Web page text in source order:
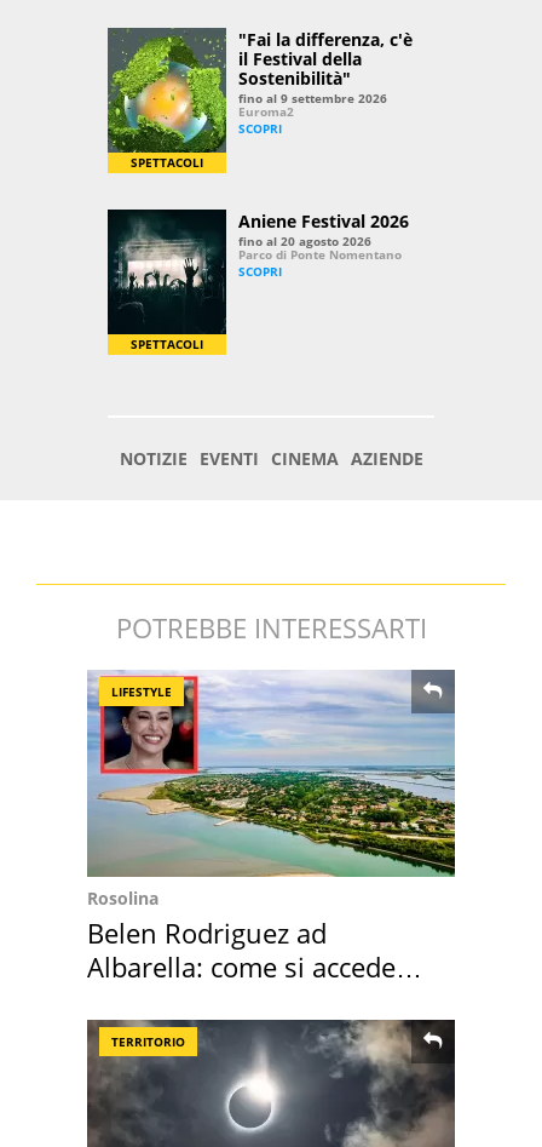
POTREBBE INTERESSARTI
LIFESTYLE
Rosolina
Belen Rodriguez ad
Albarella: come si accede
TERRITORIO